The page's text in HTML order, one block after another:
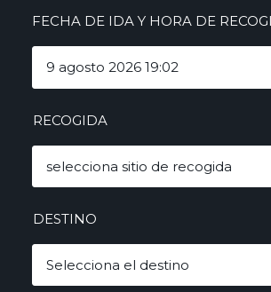
FECHA DE IDA Y HORA DE
RECOGIDA
selecciona sitio de recogida
DESTINO
Selecciona el destino